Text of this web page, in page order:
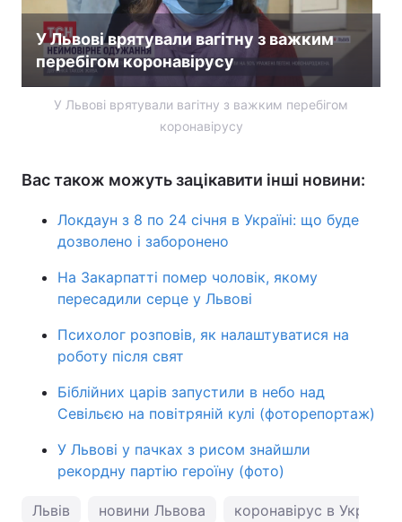
У Львові врятували вагітну з важким
перебігом коронавірусу
У Львові врятували вагітну з важким перебігом
коронавірусу
Вас також можуть зацікавити інші новини:
Локдаун з 8 по 24 січня в Україні: що буде
дозволено і заборонено
На Закарпатті помер чоловік, якому
пересадили серце у Львові
Психолог розповів, як налаштуватися на
роботу після свят
Біблійних царів запустили в небо над
Севільєю на повітряній кулі (фоторепортаж)
У Львові у пачках з рисом знайшли
рекордну партію героїну (фото)
Львів новини Львова коронавірус в Україні